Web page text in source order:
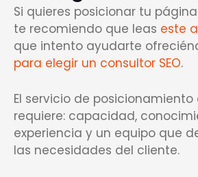
Si quieres posicionar tu
te recomiendo que leas este
que intento ayudarte
para elegir un consultor SEO.
El servicio de
requiere: capacidad,
experiencia y un equipo que
las necesidades del cliente.